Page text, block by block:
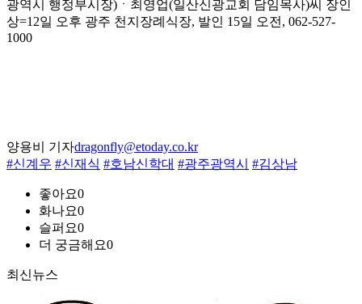
광역시 행정부시장)ㆍ최영업(일산신광교회 담임목사)씨 장인
상=12일 오후 광주 천지장례식장, 발인 15일 오전, 062-527-
1000
양용비 기자dragonfly@etoday.co.kr
#신계우 #신재식 #호남신학대 #광주광역시 #김상남
좋아요0
화나요0
슬퍼요0
더 궁금해요0
최신뉴스